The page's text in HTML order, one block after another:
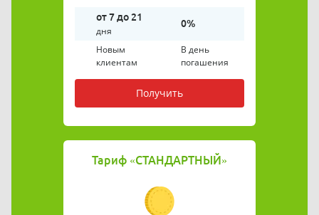
от 7 до 21
дня
0%
Новым
клиентам
В день
погашения
Получить
Тариф «СТАНДАРТНЫЙ»